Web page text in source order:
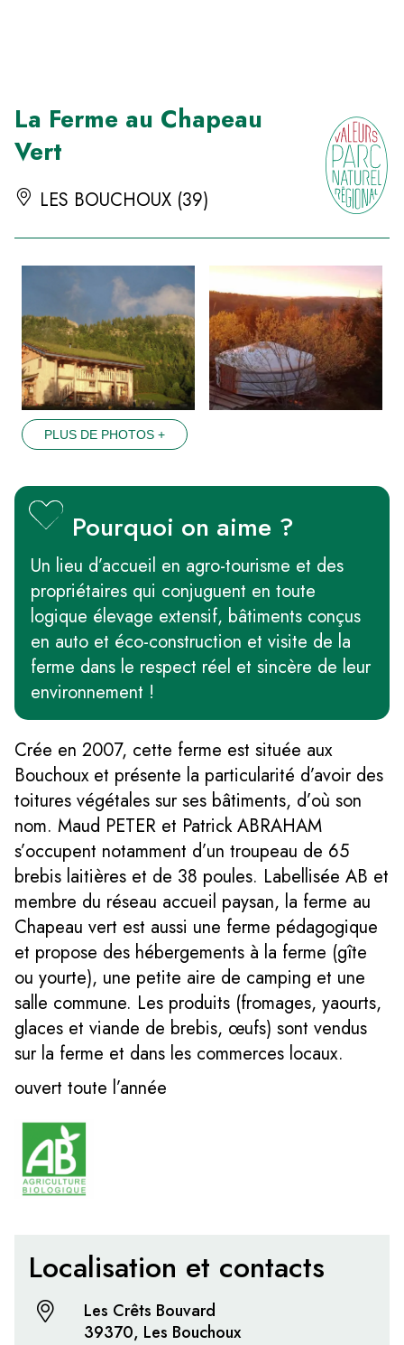
La Ferme au Chapeau
Vert
LES BOUCHOUX (39)
PLUS DE PHOTOS +
Pourquoi on aime ?
Un lieu d’accueil en agro-tourisme et des
propriétaires qui conjuguent en toute
logique élevage extensif, bâtiments conçus
en auto et éco-construction et visite de la
ferme dans le respect réel et sincère de leur
environnement !
Crée en 2007, cette ferme est située aux
Bouchoux et présente la particularité d’avoir des
toitures végétales sur ses bâtiments, d’où son
nom. Maud PETER et Patrick ABRAHAM
s’occupent notamment d’un troupeau de 65
brebis laitières et de 38 poules. Labellisée AB et
membre du réseau accueil paysan, la ferme au
Chapeau vert est aussi une ferme pédagogique
et propose des hébergements à la ferme (gîte
ou yourte), une petite aire de camping et une
salle commune. Les produits (fromages, yaourts,
glaces et viande de brebis, œufs) sont vendus
sur la ferme et dans les commerces locaux.
ouvert toute l’année
Localisation et contacts
Les Crêts Bouvard
39370, Les Bouchoux